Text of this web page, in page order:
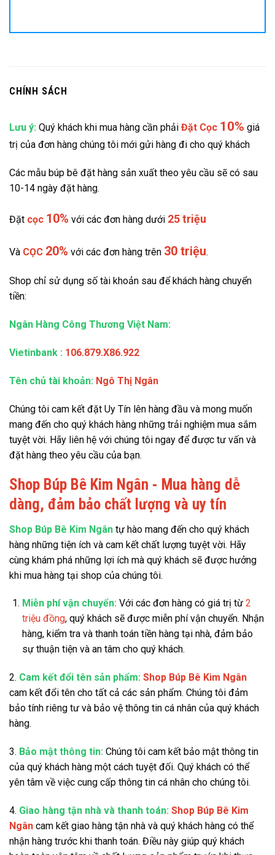
CHÍNH SÁCH
Lưu ý: Quý khách khi mua hàng cần phải Đặt Cọc 10% giá
trị của đơn hàng chúng tôi mới gửi hàng đi cho quý khách
Các mẫu búp bê đặt hàng sản xuất theo yêu cầu sẽ có sau
10-14 ngày đặt hàng.
Đặt cọc 10% với các đơn hàng dưới 25 triệu
Và CỌC 20% với các đơn hàng trên 30 triệu.
Shop chỉ sử dụng số tài khoản sau để khách hàng chuyển
tiền:
Ngân Hàng Công Thương Việt Nam:
Vietinbank : 106.879.X86.922
Tên chủ tài khoản: Ngô Thị Ngân
Chúng tôi cam kết đặt Uy Tín lên hàng đầu và mong muốn
mang đến cho quý khách hàng những trải nghiệm mua sắm
tuyệt vời. Hãy liên hệ với chúng tôi ngay để được tư vấn và
đặt hàng theo yêu cầu của bạn.
Shop Búp Bê Kim Ngân - Mua hàng dễ
dàng, đảm bảo chất lượng và uy tín
Shop Búp Bê Kim Ngân tự hào mang đến cho quý khách
hàng những tiện ích và cam kết chất lượng tuyệt vời. Hãy
cùng khám phá những lợi ích mà quý khách sẽ được hưởng
khi mua hàng tại shop của chúng tôi.
Miễn phí vận chuyển: Với các đơn hàng có giá trị từ 2
triệu đồng, quý khách sẽ được miễn phí vận chuyển. Nhận
hàng, kiểm tra và thanh toán tiền hàng tại nhà, đảm bảo
sự thuận tiện và an tâm cho quý khách.
2. Cam kết đổi tên sản phẩm: Shop Búp Bê Kim Ngân
cam kết đổi tên cho tất cả các sản phẩm. Chúng tôi đảm
bảo tính riêng tư và bảo vệ thông tin cá nhân của quý khách
hàng.
3. Bảo mật thông tin: Chúng tôi cam kết bảo mật thông tin
của quý khách hàng một cách tuyệt đối. Quý khách có thể
yên tâm về việc cung cấp thông tin cá nhân cho chúng tôi.
4. Giao hàng tận nhà và thanh toán: Shop Búp Bê Kim
Ngân cam kết giao hàng tận nhà và quý khách hàng có thể
nhận hàng trước khi thanh toán. Điều này giúp quý khách